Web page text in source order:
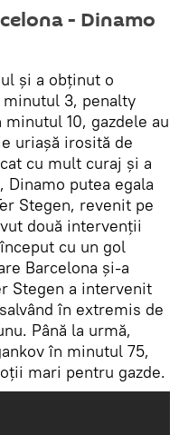
- Dinamo
şi a obţinut o
minutul 3, penalty
10, gazdele au
uriașă irosită de
cu mult curaj şi a
Dinamo putea egala
Stegen, revenit pe
două intervenţii
cu un gol
Barcelona şi-a
Stegen a intervenit
în extremis de
Până la urmă,
în minutul 75,
mari pentru gazde.